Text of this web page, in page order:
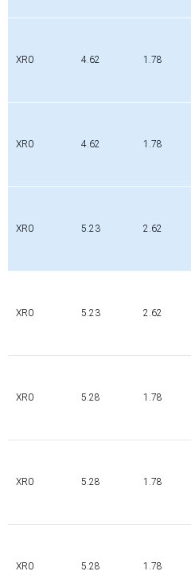
XR0 4.62 1.78
XR0 4.62 1.78
XR0 5.23 2.62
XR0 5.23 2.62
XR0 5.28 1.78
XR0 5.28 1.78
XR0 5.28 1.78